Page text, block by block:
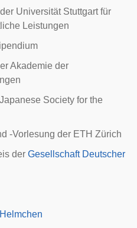
Universität Stuttgart für
Leistungen
Akademie der
Society for the
-Vorlesung der ETH Zürich
der Gesellschaft Deutscher